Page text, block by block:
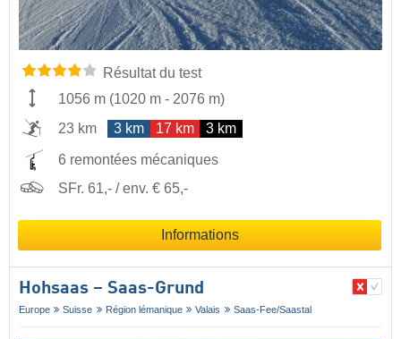
Résultat du test
1056 m (1020 m - 2076 m)
23 km
3 km 17 km 3 km
6 remontées mécaniques
SFr. 61,- / env. € 65,-
Informations
Hohsaas – Saas-Grund
Europe Suisse Région lémanique Valais Saas-Fee/​Saastal